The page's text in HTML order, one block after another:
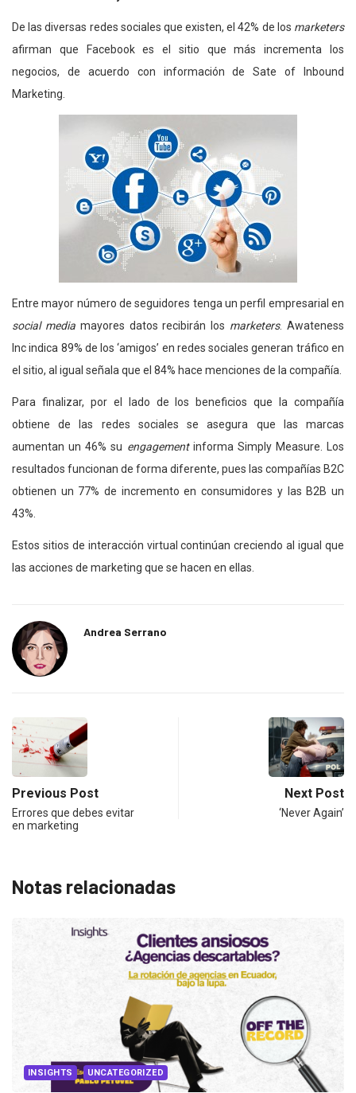
De las diversas redes sociales que existen, el 42% de los marketers
afirman que Facebook es el sitio que más incrementa los
negocios, de acuerdo con información de Sate of Inbound
Marketing.
Entre mayor número de seguidores tenga un perfil empresarial en
social mediamayores datos recibirán los marketers. Awateness
Inc indica 89% de los ‘amigos’ en redes sociales generan tráfico en
el sitio, al igual señala que el 84% hace menciones de la compañía.
Para finalizar, por el lado de los beneficios que la compañía
obtiene de las redes sociales se asegura que las marcas
aumentan un 46% su engagementinforma Simply Measure. Los
resultados funcionan de forma diferente, pues las compañías B2C
obtienen un 77% de incremento en consumidores y las B2B un
43%.
Estos sitios de interacción virtual continúan creciendo al igual que
las acciones de marketing que se hacen en ellas.
Andrea Serrano
Previous Post
Errores que debes evitar
en marketing
Next Post
‘Never Again’
Notas relacionadas